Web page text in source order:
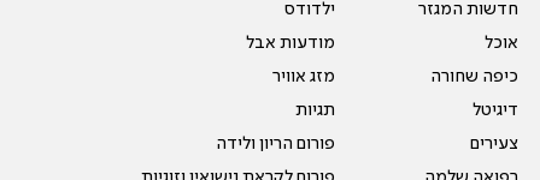
חדשות המגזר
אוכל
כיפה שחורה
דיגיטל
צעירים
ילדודס
מודעות אבל
מזג אוויר
תגיות
פורום הריון ולידה